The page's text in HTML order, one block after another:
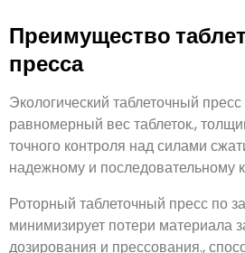
Преимущество
пресса
Экологический таблеточный пресс
равномерный вес таблеток.,
надежному и последовательному
Роторный таблеточный пресс по